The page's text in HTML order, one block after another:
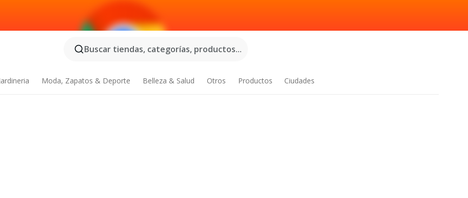
Buscar tiendas, categorías, productos...
Moda, Zapatos & Deporte Belleza & Salud Otros Productos Ciudades